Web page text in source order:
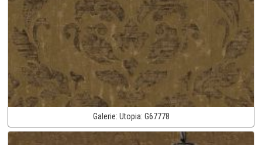
Galerie: Utopia: G67778